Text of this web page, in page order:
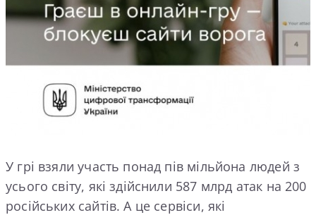
У грі взяли участь понад пів мільйона людей з
усього світу, які здійснили 587 млрд атак на 200
російських сайтів. А це сервіси, які